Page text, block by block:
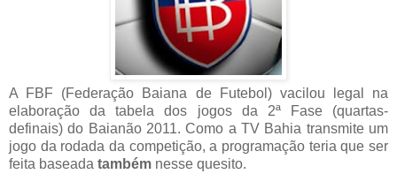
A FBF (Federação Baiana de Futebol) vacilou legal na
elaboração da tabela dos jogos da 2ª Fase (quartas-
definais) do Baianão 2011. Como a TV Bahia transmite um
jogo da rodada da competição, a programação teria que ser
feita baseada também nesse quesito.